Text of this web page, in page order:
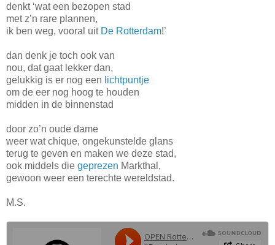
denkt ‘wat een bezopen stad
met z’n rare plannen,
ik ben weg, vooral uit De Rotterdam!’
dan denk je toch ook van
nou, dat gaat lekker dan,
gelukkig is er nog een lichtpuntje
om de eer nog hoog te houden
midden in de binnenstad
door zo’n oude dame
weer wat chique, ongekunstelde glans
terug te geven en maken we deze stad,
ook middels die geprezen Markthal,
gewoon weer een terechte wereldstad.
M.S.